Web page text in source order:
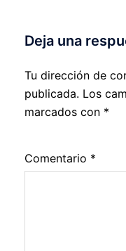
Deja una
Tu dirección de
publicada. Los
marcados con *
Comentario *